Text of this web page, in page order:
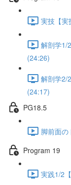
実技【実
解剖学1/
(24:26)
解剖学2/
(24:17)
PG18.5
脚前面
Program 19
実践1/2